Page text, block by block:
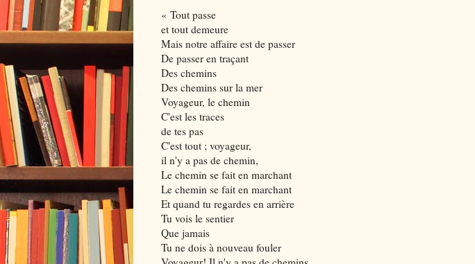
« Tout passe
et tout demeure
Mais notre affaire est de passer
De passer en traçant
Des chemins
Des chemins sur la mer
Voyageur, le chemin
C'est les traces
de tes pas
C'est tout ; voyageur,
il n'y a pas de chemin,
Le chemin se fait en marchant
Le chemin se fait en marchant
Et quand tu regardes en arrière
Tu vois le sentier
Que jamais
Tu ne dois à nouveau fouler